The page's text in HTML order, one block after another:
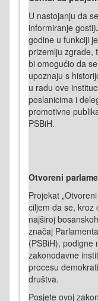
U nastojanju da
informiranje
godine u funkciji
prizemlju zgrade,
bi omogućio da
upoznaju s
u radu ove
poslanicima i
promotivne
PSBiH.
Otvoreni
Projekat
ciljem da se, kroz
najširoj
značaj
(PSBiH), podigne
zakonodavne
procesu
društva.
Posjete ovoj